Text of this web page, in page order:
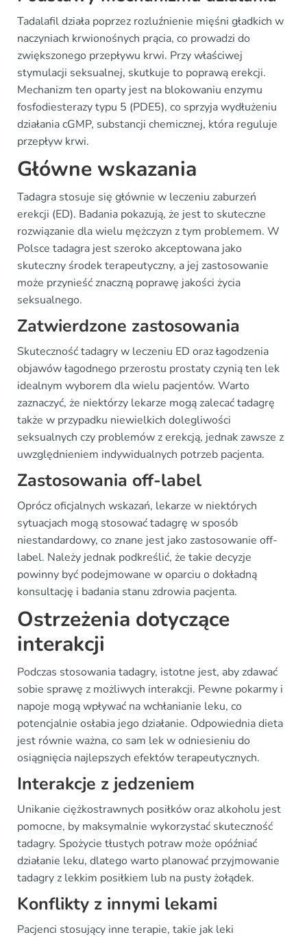
Tadalafil działa poprzez rozluźnienie mięśni gładkich w
naczyniach krwionośnych prącia, co prowadzi do
zwiększonego przepływu krwi. Przy właściwej
stymulacji seksualnej, skutkuje to poprawą erekcji.
Mechanizm ten oparty jest na blokowaniu enzymu
fosfodiesterazy typu 5 (PDE5), co sprzyja wydłużeniu
działania cGMP, substancji chemicznej, która reguluje
przepływ krwi.
Główne wskazania
Tadagra stosuje się głównie w leczeniu zaburzeń
erekcji (ED). Badania pokazują, że jest to skuteczne
rozwiązanie dla wielu mężczyzn z tym problemem. W
Polsce tadagra jest szeroko akceptowana jako
skuteczny środek terapeutyczny, a jej zastosowanie
może przynieść znaczną poprawę jakości życia
seksualnego.
Zatwierdzone zastosowania
Skuteczność tadagry w leczeniu ED oraz łagodzenia
objawów łagodnego przerostu prostaty czynią ten lek
idealnym wyborem dla wielu pacjentów. Warto
zaznaczyć, że niektórzy lekarze mogą zalecać tadagrę
także w przypadku niewielkich dolegliwości
seksualnych czy problemów z erekcją, jednak zawsze z
uwzględnieniem indywidualnych potrzeb pacjenta.
Zastosowania off-label
Oprócz oficjalnych wskazań, lekarze w niektórych
sytuacjach mogą stosować tadagrę w sposób
niestandardowy, co znane jest jako zastosowanie off-
label. Należy jednak podkreślić, że takie decyzje
powinny być podejmowane w oparciu o dokładną
konsultację i badania stanu zdrowia pacjenta.
Ostrzeżenia dotyczące
interakcji
Podczas stosowania tadagry, istotne jest, aby zdawać
sobie sprawę z możliwych interakcji. Pewne pokarmy i
napoje mogą wpływać na wchłanianie leku, co
potencjalnie osłabia jego działanie. Odpowiednia dieta
jest równie ważna, co sam lek w odniesieniu do
osiągnięcia najlepszych efektów terapeutycznych.
Interakcje z jedzeniem
Unikanie ciężkostrawnych posiłków oraz alkoholu jest
pomocne, by maksymalnie wykorzystać skuteczność
tadagry. Spożycie tłustych potraw może opóźniać
działanie leku, dlatego warto planować przyjmowanie
tadagry z lekkim posiłkiem lub na pusty żołądek.
Konflikty z innymi lekami
Pacjenci stosujący inne terapie, takie jak leki